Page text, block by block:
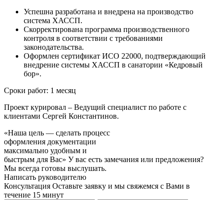
Успешна разработана и внедрена на производство
система ХАССП.
Скорректирована программа производственного
контроля в соответствии с требованиями
законодательства.
Оформлен сертификат ИСО 22000, подтверждающий
внедрение системы ХАССП в санатории «Кедровый
бор».
Сроки работ: 1 месяц
Проект курировал – Ведущий специалист по работе с
клиентами Сергей Константинов.
«Наша цель — сделать процесс
оформления документации
максимально удобным и
быстрым для Вас» У вас есть замечания или предложения?
Мы всегда готовы выслушать.
Написать руководителю
Консультация Оставьте заявку и мы свяжемся с Вами в
течение 15 минут